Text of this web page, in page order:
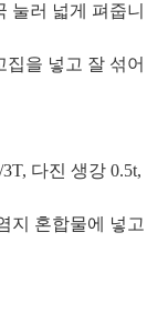
눌러 넓게 펴줍니
집을 넣고 잘 섞어
다진 생강 0.5t,
지 혼합물에 넣고